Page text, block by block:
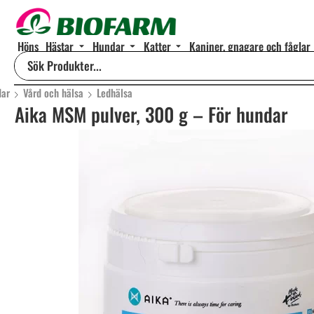
Höns Hästar Hundar Katter Kaniner, gnagare och fåglar
Vård och hälsa Ledhälsa
Aika MSM pulver, 300 g – För hundar